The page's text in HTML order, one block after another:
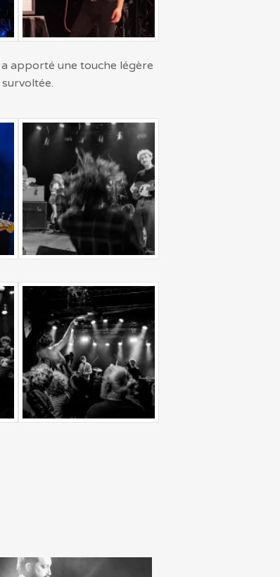
apporté une touche légère